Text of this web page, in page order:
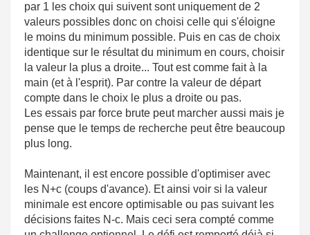
par 1 les choix qui suivent sont uniquement de 2
valeurs possibles donc on choisi celle qui s'éloigne
le moins du minimum possible. Puis en cas de choix
identique sur le résultat du minimum en cours, choisir
la valeur la plus a droite... Tout est comme fait à la
main (et à l'esprit). Par contre la valeur de départ
compte dans le choix le plus a droite ou pas.
Les essais par force brute peut marcher aussi mais je
pense que le temps de recherche peut être beaucoup
plus long.
Maintenant, il est encore possible d'optimiser avec
les N+c (coups d'avance). Et ainsi voir si la valeur
minimale est encore optimisable ou pas suivant les
décisions faites N-c. Mais ceci sera compté comme